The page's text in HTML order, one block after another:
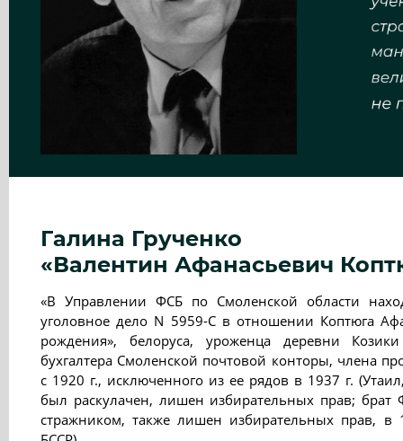
Галина Грученко
«Валентин Афанасьевич
«В Управлении ФСБ по Смоленской области
уголовное дело N 5959-С в отношении Коптюга
рождения», белоруса, уроженца деревни
бухгалтера Смоленской почтовой конторы, члена
с 1920 г., исключенного из ее рядов в 1937 г.
был раскулачен, лишен избирательных прав;
стражником, также лишен избирательных прав, в